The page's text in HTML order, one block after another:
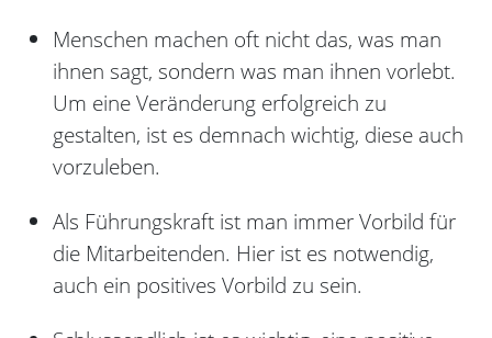
Menschen machen oft nicht das, was man
ihnen sagt, sondern was man ihnen vorlebt.
Um eine Veränderung erfolgreich zu
gestalten, ist es demnach wichtig, diese auch
vorzuleben.
Als Führungskraft ist man immer Vorbild für
die Mitarbeitenden. Hier ist es notwendig,
auch ein positives Vorbild zu sein.